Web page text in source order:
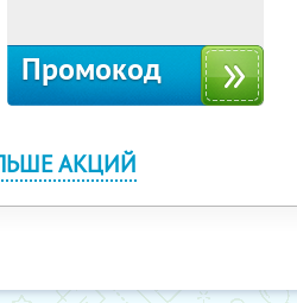
Промокод
АКЦИЙ